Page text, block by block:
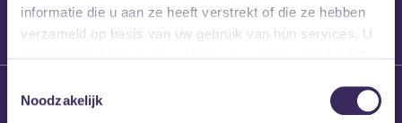
informatie die u aan ze heeft verstrekt of die ze hebben
verzameld op basis van uw gebruik van hun services. U
Noodzakelijk